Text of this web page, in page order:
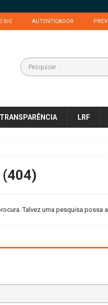
SIC AUTENTICADOR
TRANSPARÊNCIA LRF
Talvez uma pesquisa possa